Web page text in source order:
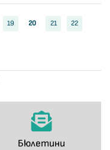
Бюлетини
19 20 21 22